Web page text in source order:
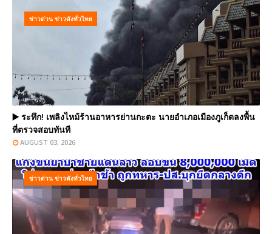
ข่าวด่วน ข่าวดังทั่วไทย
▶️ ระทึก! เพลิงไหม้ร้านอาหารย่านกะตะ นายอำเภอเมืองภูเก็ตลงพื้น
ที่ตรวจสอบทันที
AUGUST 03, 2026
ข่าวด่วน ข่าวดังทั่วไทย